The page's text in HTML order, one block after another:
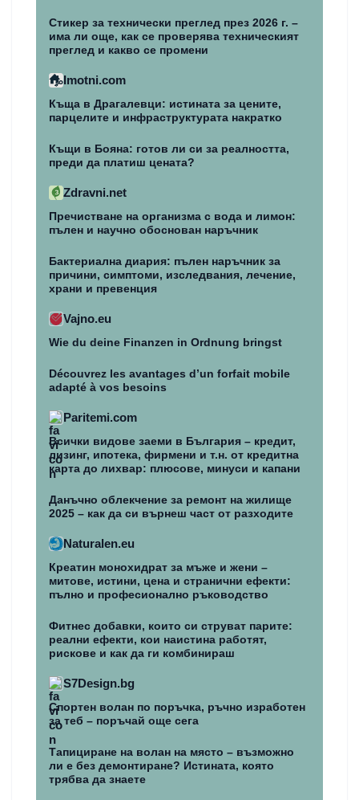
Стикер за технически преглед през 2026 г. –
има ли още, как се проверява техническият
преглед и какво се промени
Imotni.com
Къща в Драгалевци: истината за цените,
парцелите и инфраструктурата накратко
Къщи в Бояна: готов ли си за реалността,
преди да платиш цената?
Zdravni.net
Пречистване на организма с вода и лимон:
пълен и научно обоснован наръчник
Бактериална диария: пълен наръчник за
причини, симптоми, изследвания, лечение,
храни и превенция
Vajno.eu
Wie du deine Finanzen in Ordnung bringst
Découvrez les avantages d’un forfait mobile
adapté à vos besoins
Paritemi.com
Всички видове заеми в България – кредит,
лизинг, ипотека, фирмени и т.н. от кредитна
карта до лихвар: плюсове, минуси и капани
Данъчно облекчение за ремонт на жилище
2025 – как да си върнеш част от разходите
Naturalen.eu
Креатин монохидрат за мъже и жени –
митове, истини, цена и странични ефекти:
пълно и професионално ръководство
Фитнес добавки, които си струват парите:
реални ефекти, кои наистина работят,
рискове и как да ги комбинираш
S7Design.bg
Спортен волан по поръчка, ръчно изработен
за теб – поръчай още сега
Тапициране на волан на място – възможно
ли е без демонтиране? Истината, която
трябва да знаете